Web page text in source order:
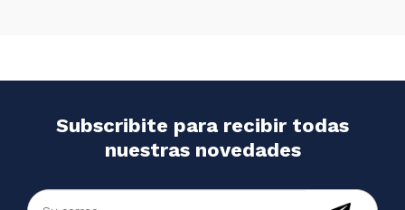
Subscribite para recibir todas
nuestras novedades